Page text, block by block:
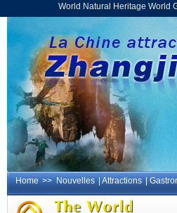
World Natural Heritage
Home>> Nouvelles|Attractions|